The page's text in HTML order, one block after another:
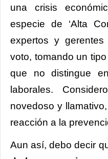
una crisis
especie de ‘Alta
expertos y
voto, tomando un
que no distingue
laborales.
novedoso y
reacción a la
Aun así, debo decir